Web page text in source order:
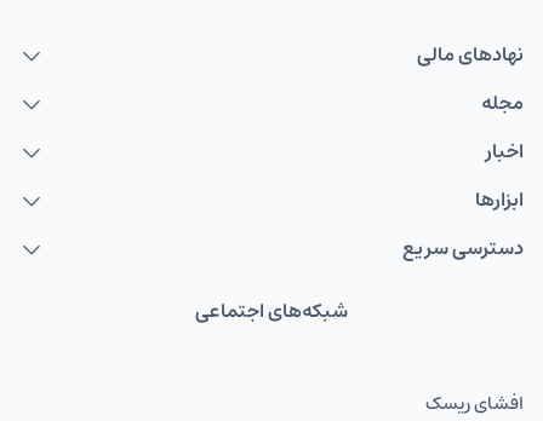
نهاد‌های مالی
مجله
اخبار
ابزارها
دسترسی سریع
شبکه‌های اجتماعی
افشای ریسک